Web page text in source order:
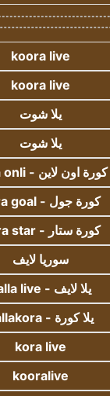
koora live
koora live
يلا شوت
يلا شوت
كورة اون لاين - kora onli
كورة جول - kora goal
كورة ستار - kora star
سوريا لايف
يلا لايف - yalla live
يلا كورة - yallakora
kora live
kooralive